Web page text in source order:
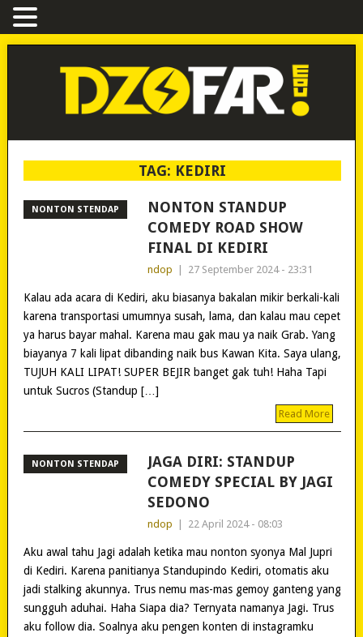
TAG: KEDIRI
NONTON STENDAP
NONTON STANDUP
COMEDY ROAD SHOW
FINAL DI KEDIRI
ndop 27 September 2024 - 23:31
Kalau ada acara di Kediri, aku biasanya bakalan mikir berkali-kali
karena transportasi umumnya susah, lama, dan kalau mau cepet
ya harus bayar mahal. Karena mau gak mau ya naik Grab. Yang
biayanya 7 kali lipat dibanding naik bus Kawan Kita. Saya ulang,
TUJUH KALI LIPAT! SUPER BEJIR banget gak tuh! Haha Tapi
untuk Sucros (Standup […]
Read More
NONTON STENDAP
JAGA DIRI: STANDUP
COMEDY SPECIAL BY JAGI
SEDONO
ndop 22 April 2024 - 08:03
Aku awal tahu Jagi adalah ketika mau nonton syonya Mal Jupri
di Kediri. Karena panitianya Standupindo Kediri, otomatis aku
jadi stalking akunnya. Trus nemu mas-mas gemoy ganteng yang
sungguh aduhai. Haha Siapa dia? Ternyata namanya Jagi. Trus
aku follow dia. Soalnya aku pengen konten di instagramku